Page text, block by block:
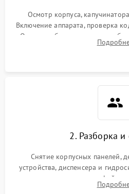
Осмотр корпуса,
Включение аппарата, проверка
Оценка работы помпы,
Измерение температуры и
2. Разборка и
Снятие корпусных панелей,
устройства, диспенсера и
внутренних узлов от
Промывка дренажных каналов и